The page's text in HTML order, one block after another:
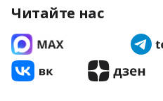
Читайте нас